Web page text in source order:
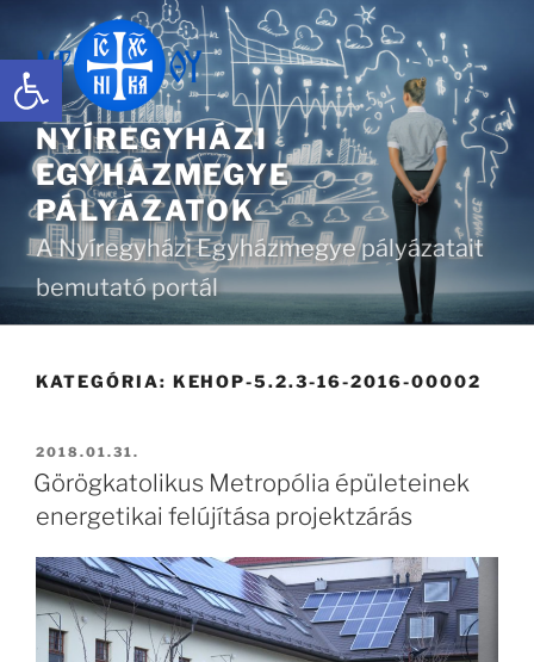
Eszköztár megnyitása
NYÍREGYHÁZI
EGYHÁZMEGYE
PÁLYÁZATOK
A Nyíregyházi Egyházmegye pályázatait
bemutató portál
KATEGÓRIA: KEHOP-5.2.3-16-2016-00002
BEKÜLDVE:
2018.01.31.
Görögkatolikus Metropólia épületeinek
energetikai felújítása projektzárás